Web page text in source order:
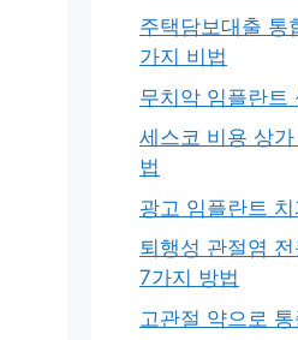
주택담보대출 통
가지 비법
무치악 임플란트
세스코 비용 상
법
광고 임플란트
퇴행성 관절염
7가지 방법
고관절 약으로